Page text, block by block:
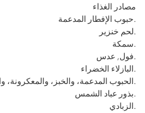
مصادر الغذاء
حبوب الإفطار المدعمة.
لحم خنزير.
سمكة.
فول, عدس.
البازلاء الخضراء.
الحبوب المدعمة، والخبز، والمعكرونة، والأرز.
بذور عباد الشمس.
الزبادي.